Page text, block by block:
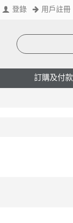
登錄 用戶註冊
訂購及付款